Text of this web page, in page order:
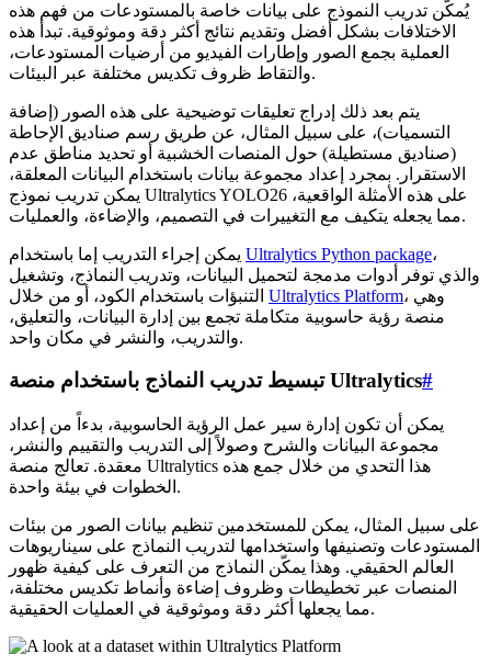
يُمكّن تدريب النموذج على بيانات خاصة بالمستودعات من فهم هذه
الاختلافات بشكل أفضل وتقديم نتائج أكثر دقة وموثوقية. تبدأ هذه
العملية بجمع الصور وإطارات الفيديو من أرضيات المستودعات،
والتقاط ظروف تكديس مختلفة عبر البيئات.
يتم بعد ذلك إدراج تعليقات توضيحية على هذه الصور (إضافة
التسميات)، على سبيل المثال، عن طريق رسم صناديق الإحاطة
(صناديق مستطيلة) حول المنصات الخشبية أو تحديد مناطق عدم
الاستقرار. بمجرد إعداد مجموعة بيانات باستخدام البيانات المعلقة،
يمكن تدريب نموذج Ultralytics YOLO26 على هذه الأمثلة الواقعية،
مما يجعله يتكيف مع التغييرات في التصميم، والإضاءة، والعمليات.
Ultralytics Python package،
والذي توفر أدوات مدمجة لتحميل البيانات، وتدريب النماذج، وتشغيل
Ultralytics Platform، وهي
منصة رؤية حاسوبية متكاملة تجمع بين إدارة البيانات، والتعليق،
والتدريب، والنشر في مكان واحد.
تبسيط تدريب النماذج باستخدام منصة Ultralytics#
يمكن أن تكون إدارة سير عمل الرؤية الحاسوبية، بدءاً من إعداد
مجموعة البيانات والشرح وصولاً إلى التدريب والتقييم والنشر،
معقدة. تعالج منصة Ultralytics هذا التحدي من خلال جمع هذه
الخطوات في بيئة واحدة.
على سبيل المثال، يمكن للمستخدمين تنظيم بيانات الصور من بيئات
المستودعات وتصنيفها واستخدامها لتدريب النماذج على سيناريوهات
العالم الحقيقي. وهذا يمكّن النماذج من التعرف على كيفية ظهور
المنصات عبر تخطيطات وظروف إضاءة وأنماط تكديس مختلفة،
مما يجعلها أكثر دقة وموثوقية في العمليات الحقيقية.